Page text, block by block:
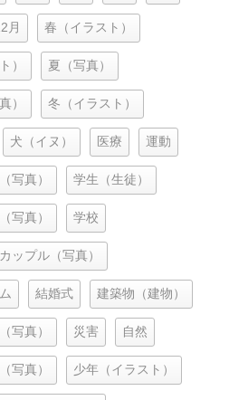
月 春（イラスト）
） 夏（写真）
） 冬（イラスト）
犬（イヌ） 医療 運動
写真） 学生（生徒）
写真） 学校
カップル（写真）
結婚式 建築物（建物）
写真） 災害 自然
写真） 少年（イラスト）